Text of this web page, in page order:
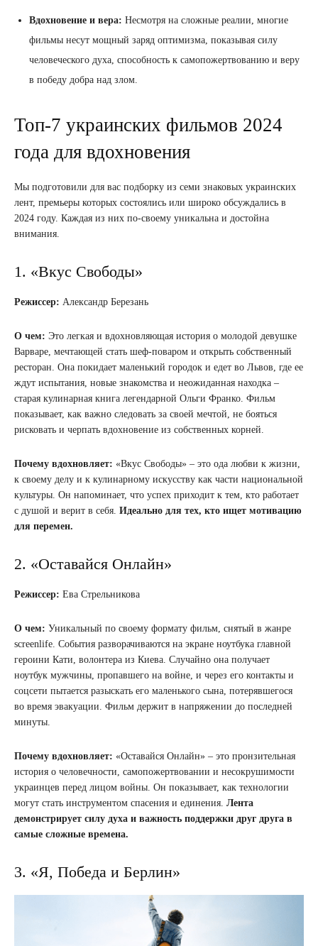
Вдохновение и вера: Несмотря на сложные реалии, многие
фильмы несут мощный заряд оптимизма, показывая силу
человеческого духа, способность к самопожертвованию и веру
в победу добра над злом.
Топ-7 украинских фильмов 2024
года для вдохновения
Мы подготовили для вас подборку из семи знаковых украинских
лент, премьеры которых состоялись или широко обсуждались в
2024 году. Каждая из них по-своему уникальна и достойна
внимания.
1. «Вкус Свободы»
Режиссер: Александр Березань
О чем: Это легкая и вдохновляющая история о молодой девушке
Варваре, мечтающей стать шеф-поваром и открыть собственный
ресторан. Она покидает маленький городок и едет во Львов, где ее
ждут испытания, новые знакомства и неожиданная находка –
старая кулинарная книга легендарной Ольги Франко. Фильм
показывает, как важно следовать за своей мечтой, не бояться
рисковать и черпать вдохновение из собственных корней.
Почему вдохновляет: «Вкус Свободы» – это ода любви к жизни,
к своему делу и к кулинарному искусству как части национальной
культуры. Он напоминает, что успех приходит к тем, кто работает
с душой и верит в себя. Идеально для тех, кто ищет мотивацию
для перемен.
2. «Оставайся Онлайн»
Режиссер: Ева Стрельникова
О чем: Уникальный по своему формату фильм, снятый в жанре
screenlife. События разворачиваются на экране ноутбука главной
героини Кати, волонтера из Киева. Случайно она получает
ноутбук мужчины, пропавшего на войне, и через его контакты и
соцсети пытается разыскать его маленького сына, потерявшегося
во время эвакуации. Фильм держит в напряжении до последней
минуты.
Почему вдохновляет: «Оставайся Онлайн» – это пронзительная
история о человечности, самопожертвовании и несокрушимости
украинцев перед лицом войны. Он показывает, как технологии
могут стать инструментом спасения и единения. Лента
демонстрирует силу духа и важность поддержки друг друга в
самые сложные времена.
3. «Я, Победа и Берлин»